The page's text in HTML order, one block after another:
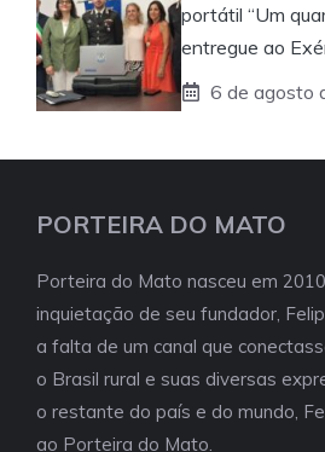
portátil “Um
entregue ao
6 de agosto
PORTEIRA DO MATO
Porteira do Mato nasceu em
inquietação de seu fundador,
a falta de um canal que
o Brasil rural e suas diversas
o restante do país e do mundo,
ao Porteira do Mato.